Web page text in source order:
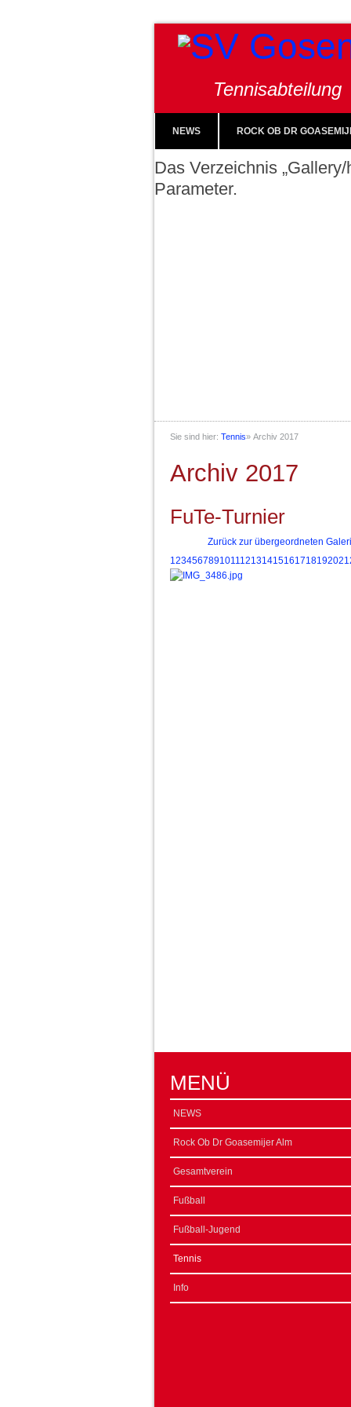
Tennisabteilung
NEWS ROCK OB DR
Das Verzeichnis
Parameter.
Sie sind hier: Tennis» Archiv 2017
Archiv 2017
FuTe-Turnier
Zurück zur übergeordneten
123456789101112131415161718192021
MENÜ
NEWS
Rock Ob Dr Goasemijer Alm
Gesamtverein
Fußball
Fußball-Jugend
Tennis
Info